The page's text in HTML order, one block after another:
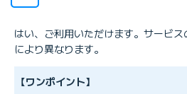
はい、ご利用いただけます。サービ
により異なります。
【ワンポイント】